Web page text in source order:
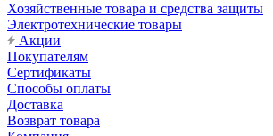
Хозяйственные товара и средства защиты
Электротехнические товары
Акции
Покупателям
Сертификаты
Способы оплаты
Доставка
Возврат товара